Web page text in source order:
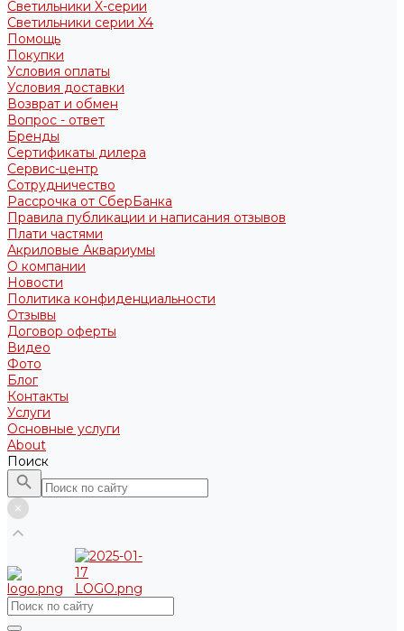
Светильники X-серии
Светильники серии X4
Помощь
Покупки
Условия оплаты
Условия доставки
Возврат и обмен
Вопрос - ответ
Бренды
Сертификаты дилера
Сервис-центр
Сотрудничество
Рассрочка от СберБанка
Правила публикации и написания отзывов
Плати частями
Акриловые Аквариумы
О компании
Новости
Политика конфиденциальности
Отзывы
Договор оферты
Видео
Фото
Блог
Контакты
Услуги
Основные услуги
About
Поиск